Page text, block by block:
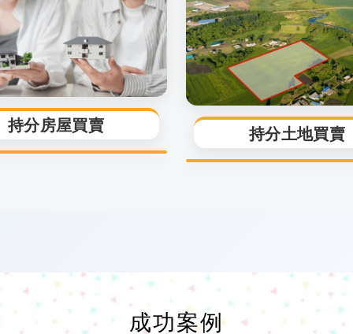
持分房屋買賣
持分土地買賣
成功案例